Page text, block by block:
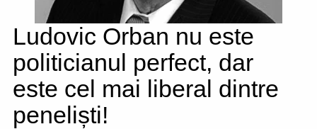
Ludovic Orban nu este
politicianul perfect, dar
este cel mai liberal dintre
peneliști!